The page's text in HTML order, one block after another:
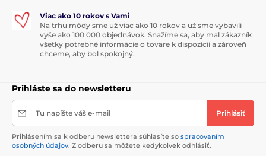
Viac ako 10 rokov s Vami
Na trhu módy sme už viac ako 10 rokov a už sme vybavili
vyše ako 100 000 objednávok. Snažíme sa, aby mal zákazník
všetky potrebné informácie o tovare k dispozícii a zároveň
chceme, aby bol spokojný.
Prihláste sa do newsletteru
Tu napíšte váš e-mail Prihlásiť
Prihlásením sa k odberu newslettera súhlasíte so spracovaním
osobných údajov. Z odberu sa môžete kedykoľvek odhlásiť.